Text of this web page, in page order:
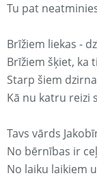
Tu pat
Brīžiem liekas -
Brīžiem šķiet, ka
Starp šiem
Kā nu katru reizi
Tavs vārds
No bērnības ir
No laiku laikiem